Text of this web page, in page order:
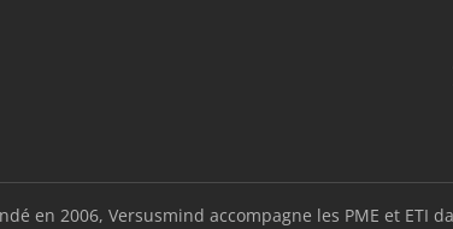
en 2006, Versusmind accompagne les PME et